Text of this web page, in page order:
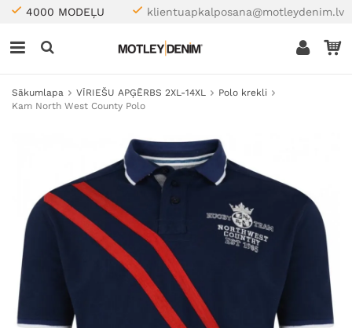
4000 MODEĻU klientuapkalposana@motleydenim.lv
Sākumlapa VĪRIEŠU APĢĒRBS 2XL-14XL
Polo krekli
Kam North West County Polo